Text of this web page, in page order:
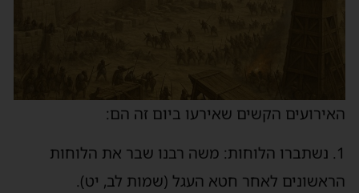
האירועים הקשים שאירעו ביום זה הם:
1. נשתברו הלוחות: משה רבנו שבר את הלוחות
הראשונים לאחר חטא העגל (שמות לב, יט).